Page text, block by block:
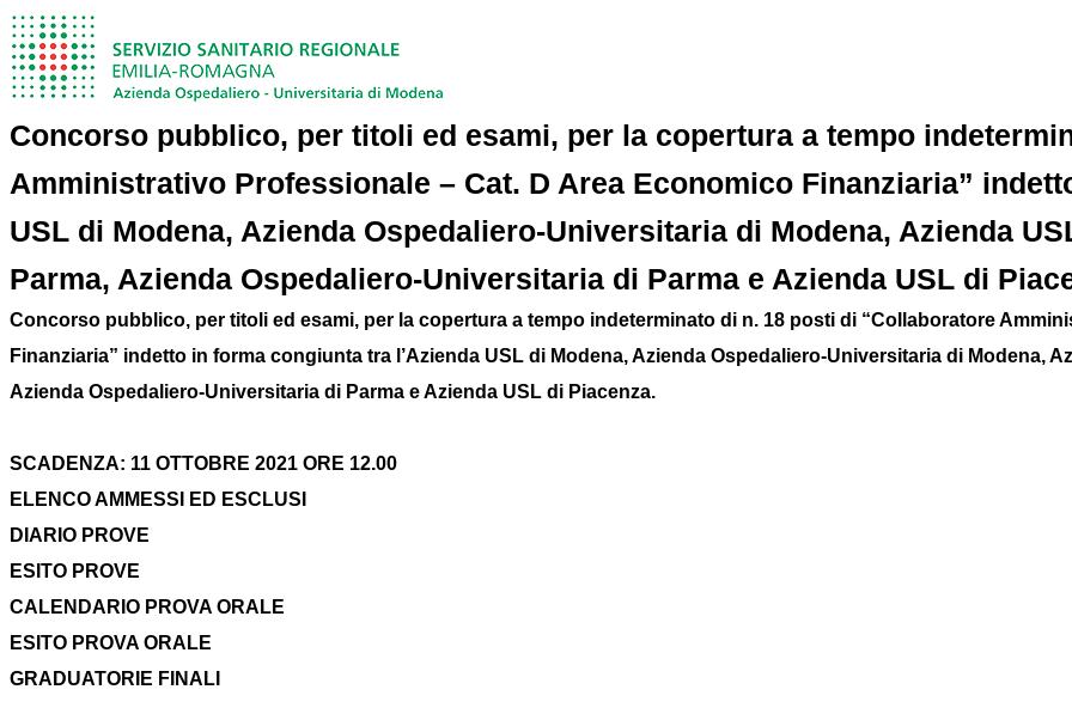
Concorso pubblico, per titoli ed esami, per la copertura a tempo
Amministrativo Professionale – Cat. D Area Economico Finanziaria”
USL di Modena, Azienda Ospedaliero-Universitaria di Modena, Azienda
Parma, Azienda Ospedaliero-Universitaria di Parma e Azienda USL di
Concorso pubblico, per titoli ed esami, per la copertura a tempo indeterminato di n. 18 posti di “Collaboratore
Finanziaria” indetto in forma congiunta tra l’Azienda USL di Modena, Azienda Ospedaliero-Universitaria di Modena,
Azienda Ospedaliero-Universitaria di Parma e Azienda USL di Piacenza.
SCADENZA: 11 OTTOBRE 2021 ORE 12.00
ELENCO AMMESSI ED ESCLUSI
DIARIO PROVE
ESITO PROVE
CALENDARIO PROVA ORALE
ESITO PROVA ORALE
GRADUATORIE FINALI